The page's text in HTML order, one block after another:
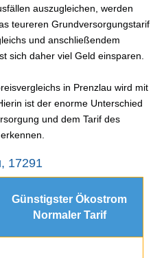
auszugleichen, werden
teureren Grundversorgungstarif
und anschließendem
sich daher viel Geld einsparen.
in Prenzlau wird mit
ist der enorme Unterschied
und dem Tarif des
17291
Günstigster Ökostrom
Normaler Tarif